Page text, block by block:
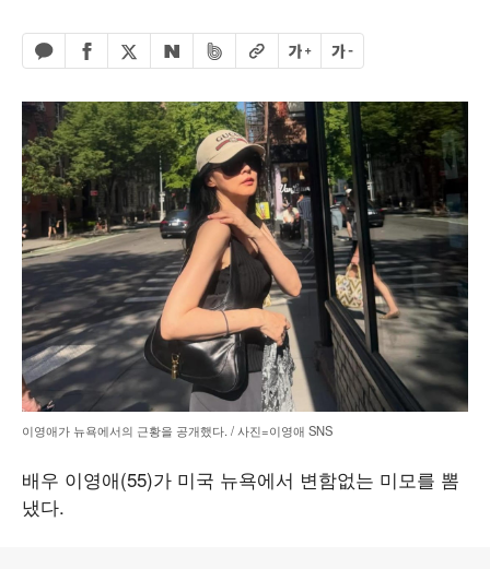
카카오톡 공유하기
페이스북 공유하기
엑스 공유하기
네이버 공유하기
밴드 공유하기
URL복사글자 크게글자 작게
이영애가 뉴욕에서의 근황을 공개했다. / 사진=이영애 SNS
배우 이영애(55)가 미국 뉴욕에서 변함없는 미모를 뽐
냈다.